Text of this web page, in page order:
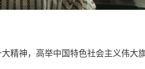
神，高举中国特色社会主义伟大